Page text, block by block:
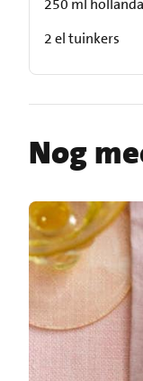
250 ml
2 el tuinkers
Nog